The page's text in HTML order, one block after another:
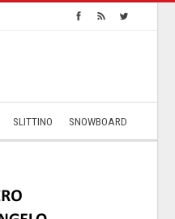
SLITTINO SNOWBOARD